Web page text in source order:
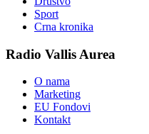
Sport
Crna kronika
Radio Vallis Aurea
O nama
Marketing
EU Fondovi
Kontakt